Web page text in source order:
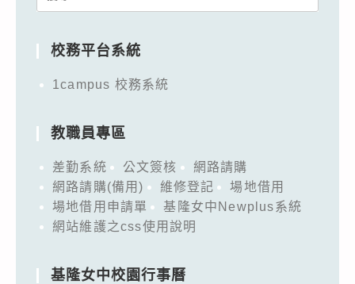
校務平台系統
1campus 校務系統
教職員專區
差勤系統 公文簽核
網路請購
網路請購(備用)
維修登記
場地借用
場地借用申請單
基隆女中Newplus系統
網站維護之css使用說明
基隆女中校園行事曆